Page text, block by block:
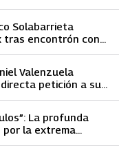
Solabarrieta
tras encontrón con
Valenzuela
petición a su
La profunda
por la extrema